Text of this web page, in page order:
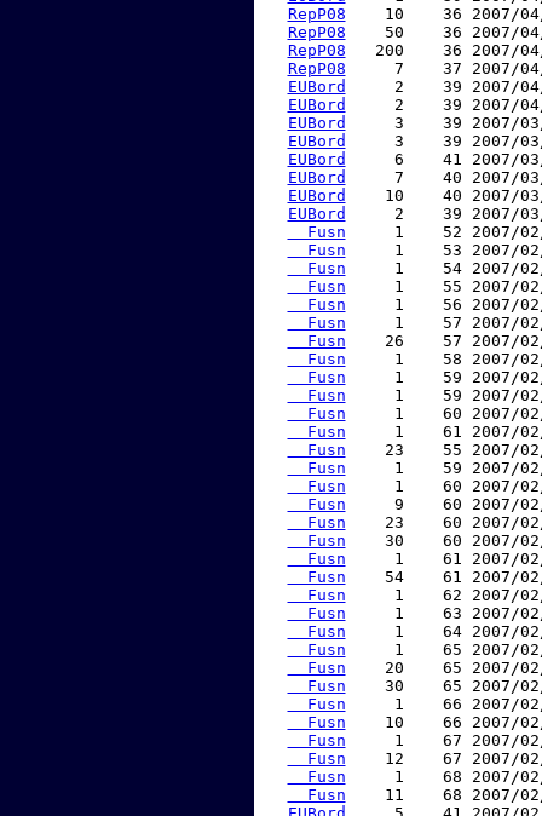
RepP08
10    36 2007/
RepP08
50    36 2007/
RepP08
200    36 2007/
RepP08
7    37 2007/
EUBord
2    39 2007/
EUBord
2    39 2007/
EUBord
3    39 2007/
EUBord
3    39 2007/
EUBord
6    41 2007/
EUBord
7    40 2007/
EUBord
10    40 2007/
EUBord
2    39 2007/
  Fusn
1    52 2007/
  Fusn
1    53 2007/
  Fusn
1    54 2007/
  Fusn
1    55 2007/
  Fusn
1    56 2007/
  Fusn
1    57 2007/
  Fusn
26    57 2007/
  Fusn
1    58 2007/
  Fusn
1    59 2007/
  Fusn
1    59 2007/
  Fusn
1    60 2007/
  Fusn
1    61 2007/
  Fusn
23    55 2007/
  Fusn
1    59 2007/
  Fusn
1    60 2007/
  Fusn
9    60 2007/
  Fusn
23    60 2007/
  Fusn
30    60 2007/
  Fusn
1    61 2007/
  Fusn
54    61 2007/
  Fusn
1    62 2007/
  Fusn
1    63 2007/
  Fusn
1    64 2007/
  Fusn
1    65 2007/
  Fusn
20    65 2007/
  Fusn
30    65 2007/
  Fusn
1    66 2007/
  Fusn
10    66 2007/
  Fusn
1    67 2007/
  Fusn
12    67 2007/
  Fusn
1    68 2007/
  Fusn
11    68 2007/